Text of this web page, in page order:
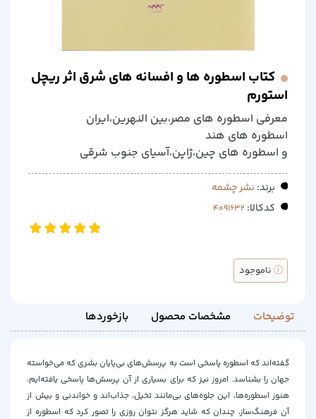
کتاب اسطوره ها و افسانه های شرق اثر ریچل
استورم
معرفی اسطوره های مصر،بین النهرین،ایران
اسطوره های هند
و اسطوره های چین،ژاپن،آسیای جنوب شرقی
برند: نشر چشمه
کدکالا:
ناموجود
توضیحات مشخصات محصول بازخوردها
گفته‌اند كه اسطوره پاسخی است به پرسش‌های بی‌پایان بشری كه می‌خواسته
جهان را بشناسد. امروز نیز كه برای بسیاری از آن پرسش‌ها پاسخی یافته‌ایم،
هنوز اسطوره‌ها، این جلوه‌های بی‌مانند تخیل، جذاب‌‎اند و خواندنی و بیش از
آن فرهنگ‌ساز، چندان كه شاید هرگز نتوان روزی را تصور كرد كه اسطوره از